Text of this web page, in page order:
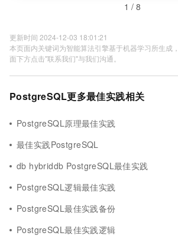
1 / 8
更新时间 2024-12-03 18:01:21
本页面内关键词为智能算法引擎基于机器学习所生成
面下方点击"联系我们"与我们沟通。
PostgreSQL更多最佳实践相关
PostgreSQL原理最佳实践
最佳实践PostgreSQL
db hybriddb PostgreSQL最佳实践
PostgreSQL逻辑最佳实践
PostgreSQL最佳实践备份
PostgreSQL最佳实践逻辑